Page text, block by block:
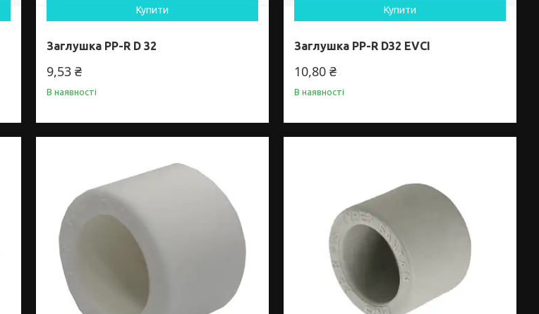
Купити
Заглушка PP-R D 32
9,53 ₴
В наявності
Купити
Заглушка PP-R D32 EVCI
10,80 ₴
В наявності